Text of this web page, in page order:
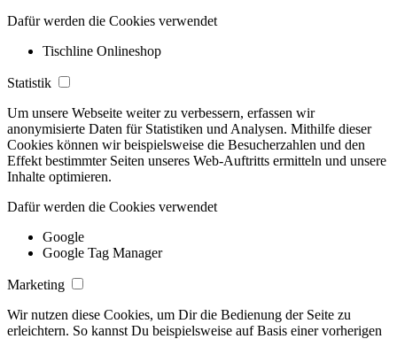
Dafür werden die Cookies verwendet
Tischline Onlineshop
Statistik
Um unsere Webseite weiter zu verbessern, erfassen wir
anonymisierte Daten für Statistiken und Analysen. Mithilfe dieser
Cookies können wir beispielsweise die Besucherzahlen und den
Effekt bestimmter Seiten unseres Web-Auftritts ermitteln und unsere
Inhalte optimieren.
Dafür werden die Cookies verwendet
Google
Google Tag Manager
Marketing
Wir nutzen diese Cookies, um Dir die Bedienung der Seite zu
erleichtern. So kannst Du beispielsweise auf Basis einer vorherigen